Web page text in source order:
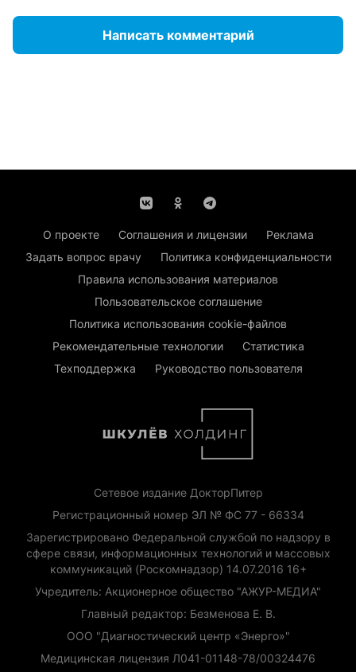
Написать комментарий
О проекте Соглашения и лицензии
Реклама
Задать вопрос врачу
Политика конфиденциальности
Правила использования материалов
Пользовательское соглашение
Политика использования cookie-файлов
Рекомендательные технологии
Статистика
Техподдержка
Руководство пользователя
Сетевое издание ДокторПитер
Регистрационный номер ЭЛ № ФС 77 - 66334
Зарегистрировано Федеральной службой по надзору в
сфере связи, информационных технологий и массовых
коммуникаций (Роскомнадзор) 14.07.2016 16+
Учредитель: Акционерное общество "АЖУР-МЕДИА"
Главный редактор: Безменова Е. В.
ООО "Диагностический центр «Энерго»"
Медицинская лицензия Л041-01148-78/00324476